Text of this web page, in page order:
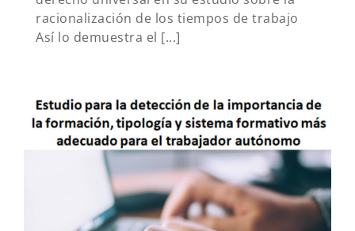
racionalización de los tiempos de trabajo
Así lo demuestra el [...]